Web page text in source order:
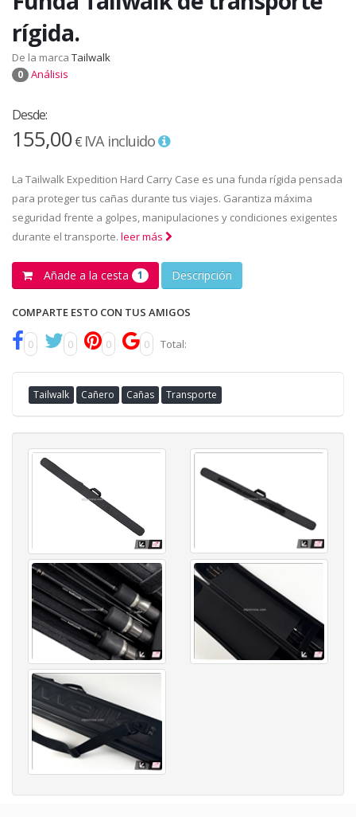
rígida.
De la marca Tailwalk
0 Análisis
Desde:
155,00€ IVA incluido
La Tailwalk Expedition Hard Carry Case es una funda rígida pensada
para proteger tus cañas durante tus viajes. Garantiza máxima
seguridad frente a golpes, manipulaciones y condiciones exigentes
durante el transporte. leer más
Añade a la cesta 1 Descripción
COMPARTE ESTO CON TUS AMIGOS
0 0 0 0 Total:
Tailwalk Cañero Cañas Transporte